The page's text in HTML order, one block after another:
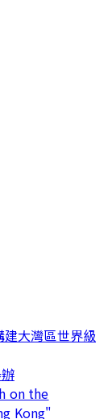
大灣區世界級
on the
Kong"